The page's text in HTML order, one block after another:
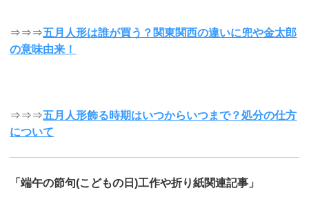
⇒⇒⇒五月人形は誰が買う？関東関西の違いに兜や金太郎
の意味由来！
⇒⇒⇒五月人形飾る時期はいつからいつまで？処分の仕方
について
「端午の節句(こどもの日)工作や折り紙関連記事」